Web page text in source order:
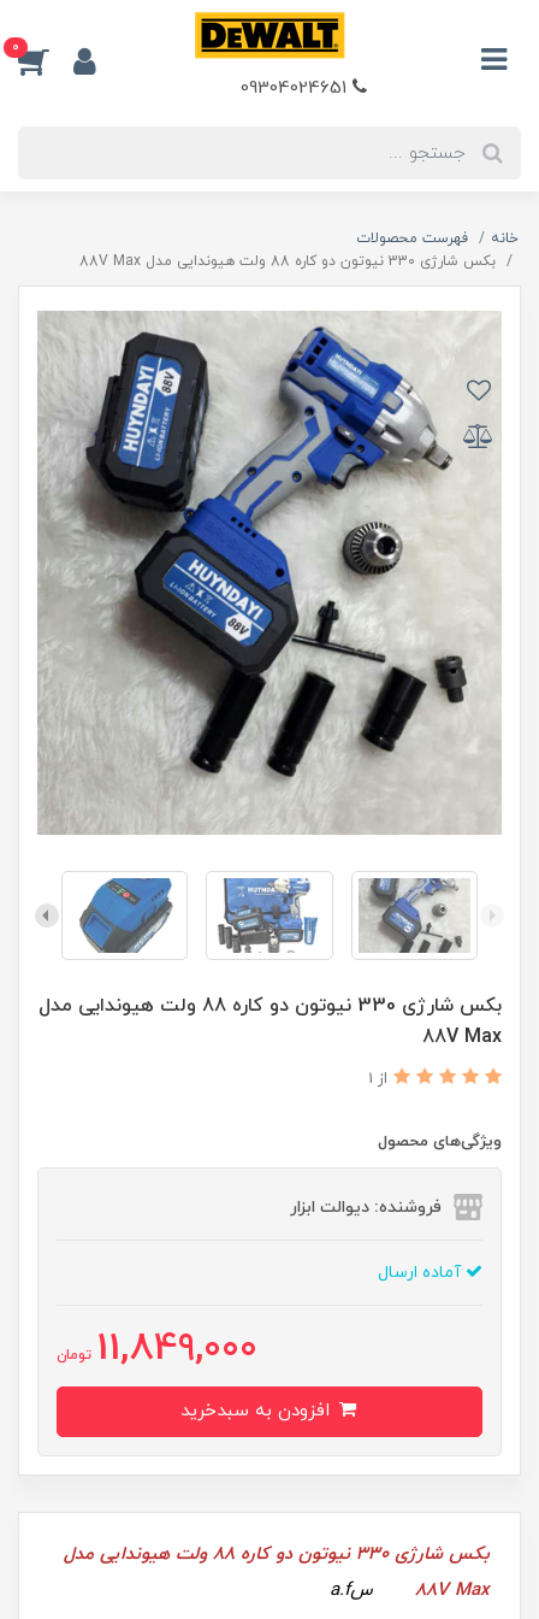
0
خانه
فهرست محصولات
بکس شارژی 330 نیوتون دو کاره 88 ولت هیوندایی مدل 88V Max
بکس شارژی 330 نیوتون دو کاره 88 ولت هیوندایی مدل
88V Max
از 1
ویژگی‌های محصول
فروشنده: دیوالت ابزار
آماده ارسال
11,849,000 تومان
بکس شارژی 330 نیوتون دو کاره 88 ولت هیوندایی مدل
88V Max
سa.f